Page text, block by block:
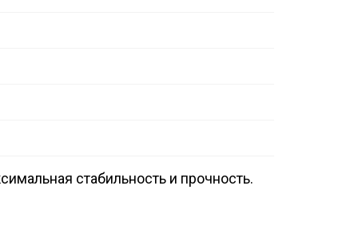
стабильность и прочность.